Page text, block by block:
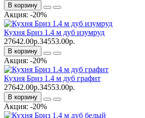
В корзину
Акция: -20%
Кухня Бриз 1.4 м дуб изумруд
27642.00р.34553.00р.
В корзину
Акция: -20%
Кухня Бриз 1.4 м дуб графит
27642.00р.34553.00р.
В корзину
Акция: -20%